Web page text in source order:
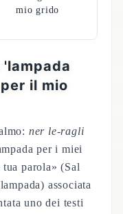
mio grido
'lampada
il mio
ner le-ragli
per i miei
parola» (Sal
associata
uno dei testi